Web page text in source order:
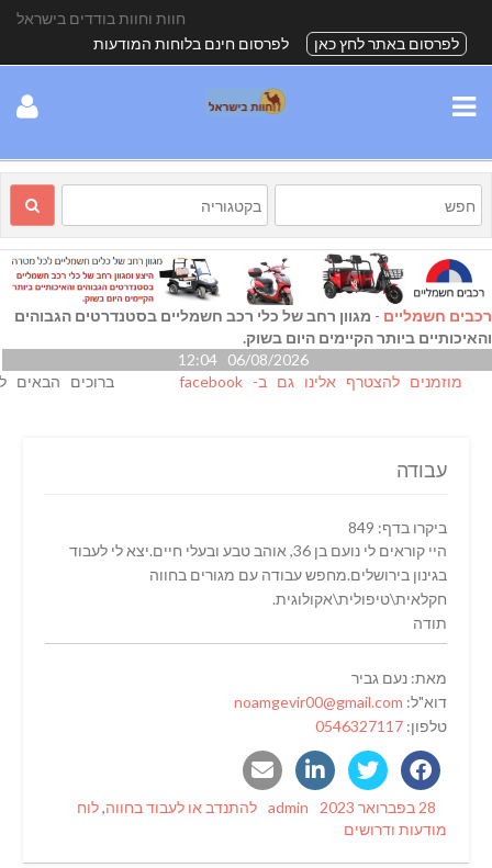
חוות וחוות בודדים בישראל
לפרסום באתר לחץ כאן
לפרסום חינם בלוחות המודעות
רכבים חשמליים - מגוון רחב של כלי רכב חשמליים בסטנדרטים הגבוהים
והאיכותיים ביותר הקיימים היום בשוק.
06/08/2026 12:04
מוזמנים להצטרף אלינו גם ב- facebook
ברוכים הבאים
עבודה
ביקרו בדף: 849
היי קוראים לי נועם בן 36, אוהב טבע ובעלי חיים.יצא לי לעבוד
בגינון בירושלים.מחפש עבודה עם מגורים בחווה
חקלאית\טיפולית\אקולוגית.
תודה
מאת: נעם גביר
דוא"ל: noamgevir00@gmail.com
טלפון: 0546327117
Posted
on
28 בפברואר 2023 Author
admin
Categories
להתנדב או לעבוד בחווה,לוח
מודעות ודרושים